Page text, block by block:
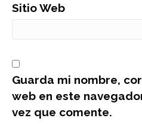
Sitio Web
Guarda mi nombre,
web en este
vez que comente.